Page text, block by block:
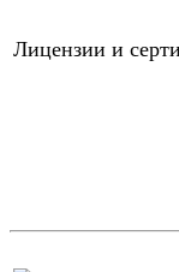
Лицензии и